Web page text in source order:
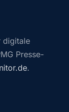
digitale
Presse-
.